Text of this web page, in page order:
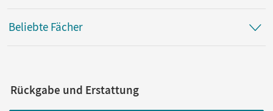
Beliebte Fächer
Rückgabe und Erstattung